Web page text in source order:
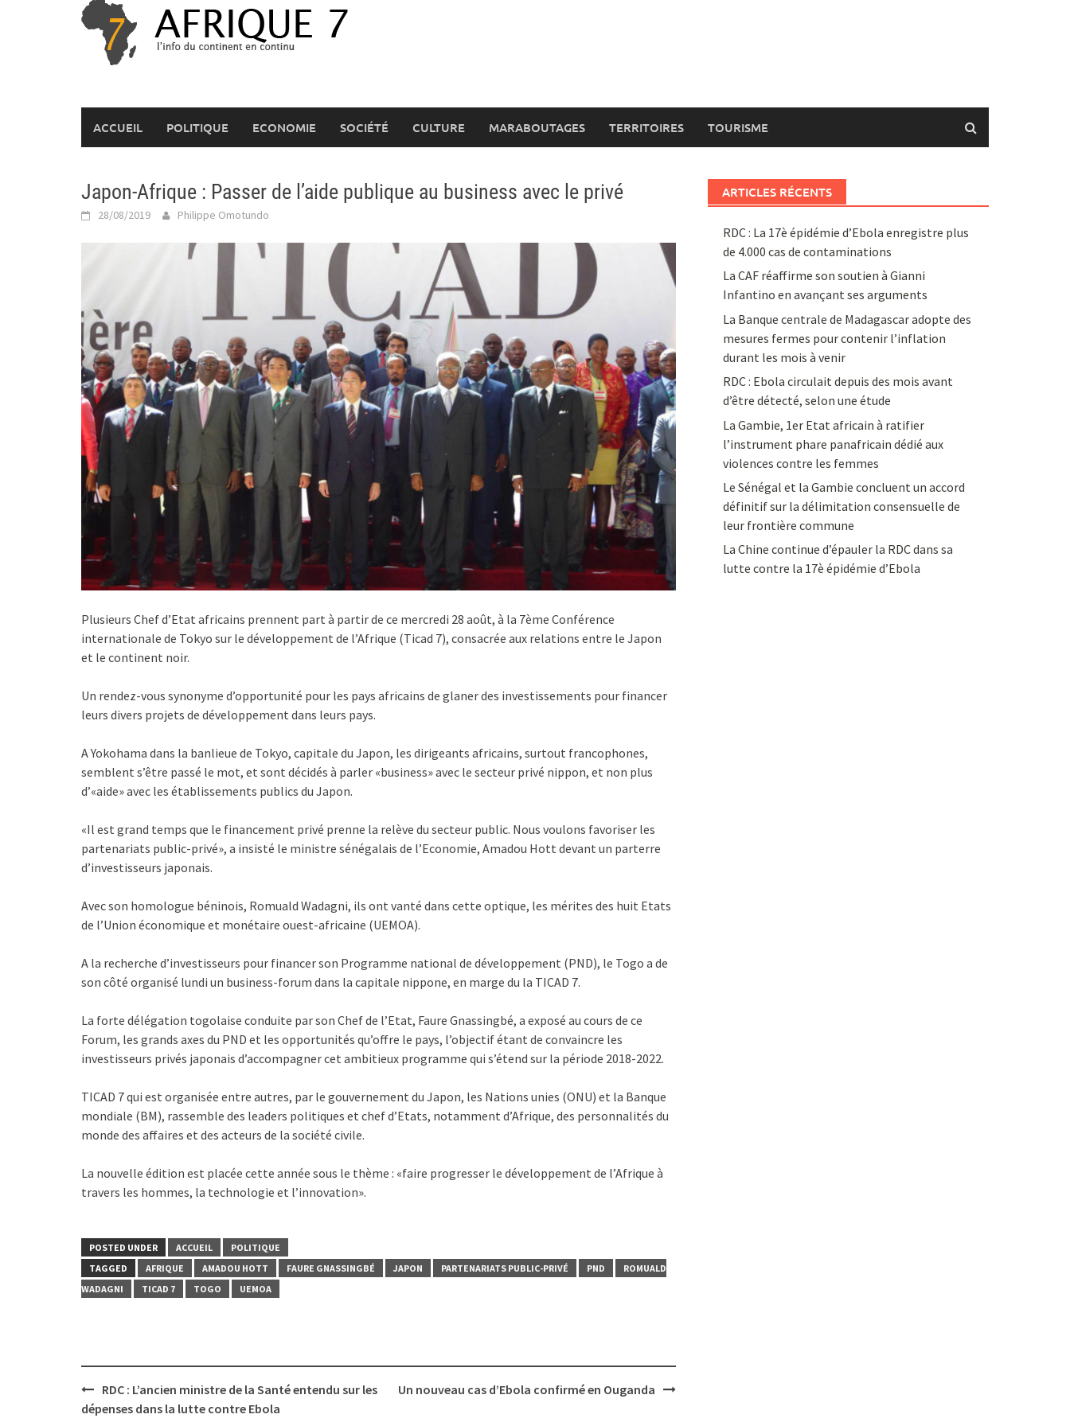
ACCUEIL POLITIQUE ECONOMIE SOCIÉTÉ CULTURE MARABOUTAGES TERRITOIRES TOURISME
Japon-Afrique : Passer de l’aide publique au business avec le privé
28/08/2019 Philippe Omotundo
Plusieurs Chef d’Etat africains prennent part à partir de ce mercredi 28 août, à la 7ème Conférence
internationale de Tokyo sur le développement de l’Afrique (Ticad 7), consacrée aux relations entre le Japon
et le continent noir.
Un rendez-vous synonyme d’opportunité pour les pays africains de glaner des investissements pour financer
leurs divers projets de développement dans leurs pays.
A Yokohama dans la banlieue de Tokyo, capitale du Japon, les dirigeants africains, surtout francophones,
semblent s’être passé le mot, et sont décidés à parler «business» avec le secteur privé nippon, et non plus
d’«aide» avec les établissements publics du Japon.
«Il est grand temps que le financement privé prenne la relève du secteur public. Nous voulons favoriser les
partenariats public-privé», a insisté le ministre sénégalais de l’Economie, Amadou Hott devant un parterre
d’investisseurs japonais.
Avec son homologue béninois, Romuald Wadagni, ils ont vanté dans cette optique, les mérites des huit Etats
de l’Union économique et monétaire ouest-africaine (UEMOA).
A la recherche d’investisseurs pour financer son Programme national de développement (PND), le Togo a de
son côté organisé lundi un business-forum dans la capitale nippone, en marge du la TICAD 7.
La forte délégation togolaise conduite par son Chef de l’Etat, Faure Gnassingbé, a exposé au cours de ce
Forum, les grands axes du PND et les opportunités qu’offre le pays, l’objectif étant de convaincre les
investisseurs privés japonais d’accompagner cet ambitieux programme qui s’étend sur la période 2018-2022.
TICAD 7 qui est organisée entre autres, par le gouvernement du Japon, les Nations unies (ONU) et la Banque
mondiale (BM), rassemble des leaders politiques et chef d’Etats, notamment d’Afrique, des personnalités du
monde des affaires et des acteurs de la société civile.
La nouvelle édition est placée cette année sous le thème : «faire progresser le développement de l’Afrique à
travers les hommes, la technologie et l’innovation».
POSTED UNDER ACCUEIL
POLITIQUE
TAGGED
AFRIQUE AMADOU HOTT FAURE GNASSINGBÉ JAPON PARTENARIATS PUBLIC-PRIVÉ PND
ROMUALD
WADAGNI
TICAD 7 TOGO UEMOA
Post
navigation
RDC : L’ancien ministre de la Santé entendu sur les
dépenses dans la lutte contre Ebola
Un nouveau cas d’Ebola confirmé en Ouganda
ARTICLES RÉCENTS
RDC : La 17è épidémie d’Ebola enregistre plus
de 4.000 cas de contaminations
La CAF réaffirme son soutien à Gianni
Infantino en avançant ses arguments
La Banque centrale de Madagascar adopte des
mesures fermes pour contenir l’inflation
durant les mois à venir
RDC : Ebola circulait depuis des mois avant
d’être détecté, selon une étude
La Gambie, 1er Etat africain à ratifier
l’instrument phare panafricain dédié aux
violences contre les femmes
Le Sénégal et la Gambie concluent un accord
définitif sur la délimitation consensuelle de
leur frontière commune
La Chine continue d’épauler la RDC dans sa
lutte contre la 17è épidémie d’Ebola